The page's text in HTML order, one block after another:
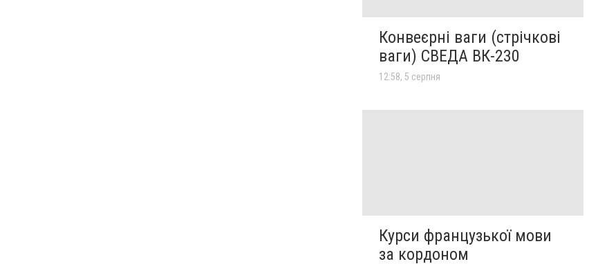
Конвеєрні ваги (стрічкові
ваги) СВЕДА ВК-230
12:58, 5 серпня
Курси французької мови
за кордоном